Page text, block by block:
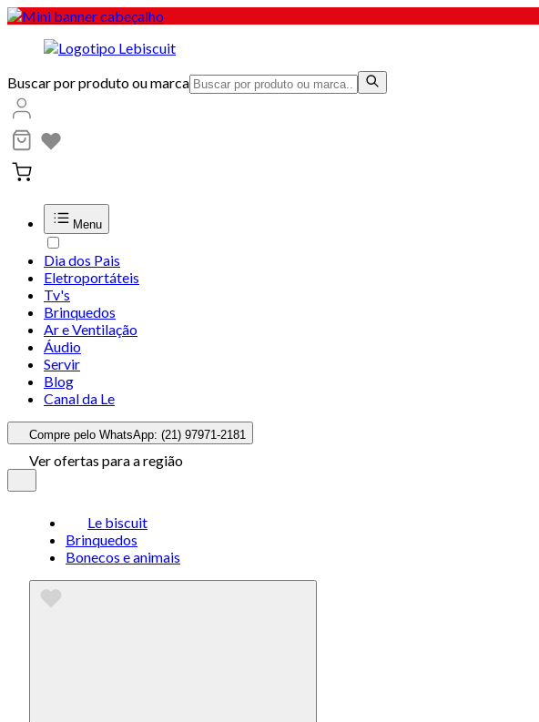
Buscar por produto ou marca
Menu
Dia dos Pais
Eletroportáteis
Tv's
Brinquedos
Ar e Ventilação
Áudio
Servir
Blog
Canal da Le
Compre pelo WhatsApp: (21) 97971-2181
Ver ofertas para a região
Le biscuit
Brinquedos
Bonecos e animais